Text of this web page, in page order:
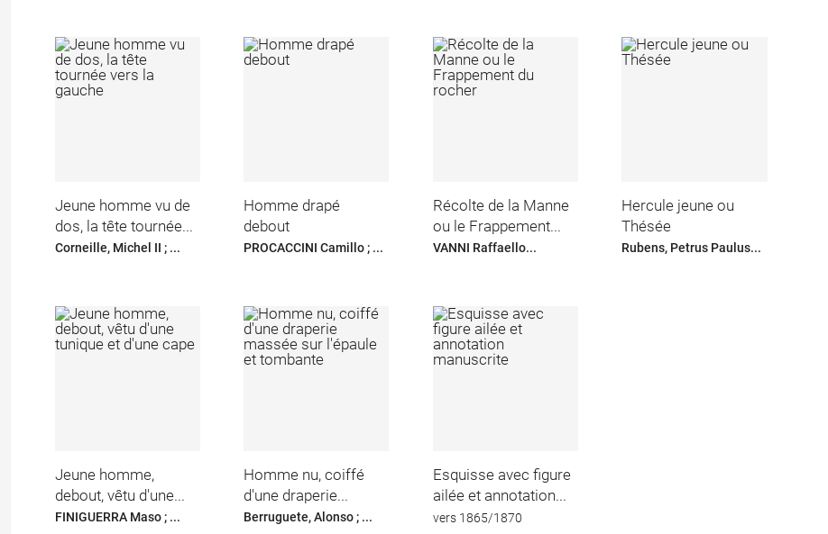
Jeune homme vu de
dos, la tête tournée...
Corneille, Michel II ; ...
Homme drapé
debout
PROCACCINI Camillo ; ...
Récolte de la Manne
ou le Frappement...
VANNI Raffaello...
Hercule jeune ou
Thésée
Rubens, Petrus Paulus...
Jeune homme,
debout, vêtu d'une...
FINIGUERRA Maso ; ...
Homme nu, coiffé
d'une draperie...
Berruguete, Alonso ; ...
Esquisse avec figure
ailée et annotation...
vers 1865/1870